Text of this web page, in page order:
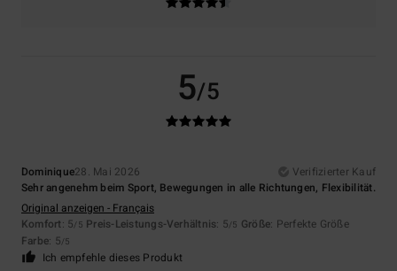
5/5
Dominique28. Mai 2026
Verifizierter Kauf
Sehr angenehm beim Sport, Bewegungen in alle Richtungen, Flexibilität.
Original anzeigen - Français
Komfort: 5/5 Preis-Leistungs-Verhältnis: 5/5 Größe: Perfekte Größe
Farbe: 5/5
Ich empfehle dieses Produkt